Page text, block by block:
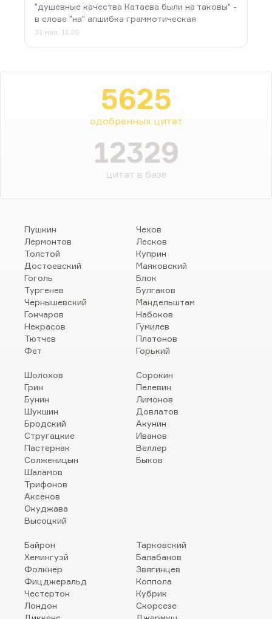
"душевные качества Катаева были на таковы" -
в слове "на" апшибка граммотическая
31 мая, 11:20
5625
одобренных цитат
12329
цитат в базе
Пушкин
Лермонтов
Толстой
Достоевский
Гоголь
Тургенев
Чернышевский
Гончаров
Некрасов
Тютчев
Фет
Чехов
Лесков
Куприн
Маяковский
Блок
Булгаков
Мандельштам
Набоков
Гумилев
Платонов
Горький
Шолохов
Грин
Бунин
Шукшин
Бродский
Стругацкие
Пастернак
Солженицын
Шаламов
Трифонов
Аксенов
Окуджава
Высоцкий
Сорокин
Пелевин
Лимонов
Довлатов
Акунин
Иванов
Веллер
Быков
Байрон
Хемингуэй
Фолкнер
Фицджеральд
Честертон
Лондон
Тарковский
Балабанов
Звягинцев
Коппола
Кубрик
Скорсезе